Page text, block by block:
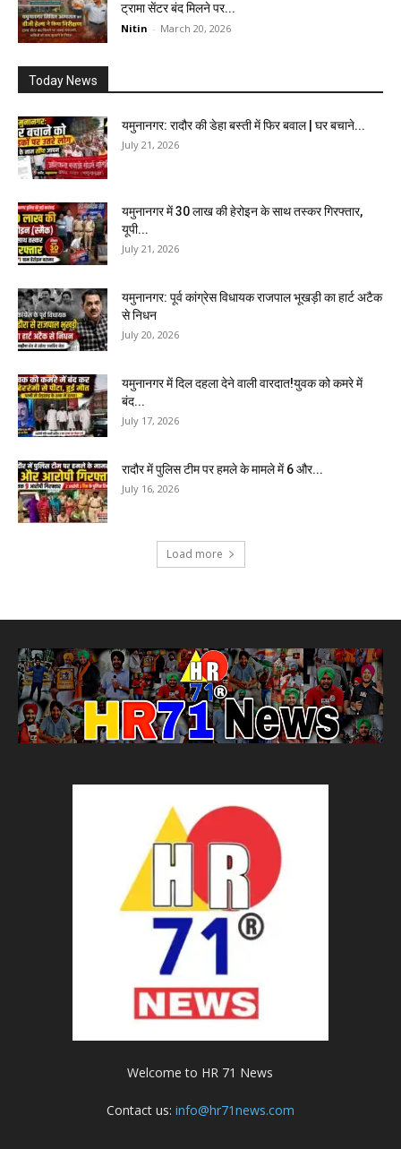
ट्रामा सेंटर बंद मिलने पर...
Nitin - March 20, 2026
Today News
यमुनानगर: रादौर की डेहा बस्ती में फिर बवाल | घर बचाने...
July 21, 2026
यमुनानगर में 30 लाख की हेरोइन के साथ तस्कर गिरफ्तार,
यूपी...
July 21, 2026
यमुनानगर: पूर्व कांग्रेस विधायक राजपाल भूखड़ी का हार्ट अटैक
से निधन
July 20, 2026
यमुनानगर में दिल दहला देने वाली वारदात!युवक को कमरे में
बंद...
July 17, 2026
रादौर में पुलिस टीम पर हमले के मामले में 6 और...
July 16, 2026
Load more
Welcome to HR 71 News
Contact us: info@hr71news.com